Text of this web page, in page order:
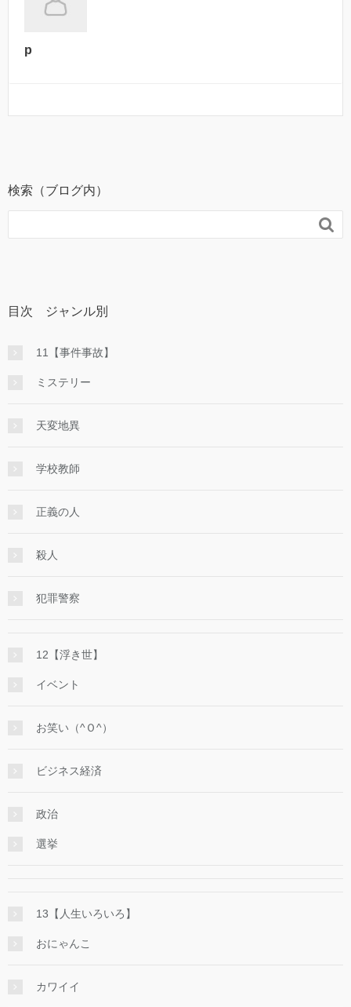
p
検索（ブログ内）

目次 ジャンル別
11【事件事故】
ミステリー
天変地異
学校教師
正義の人
殺人
犯罪警察
12【浮き世】
イベント
お笑い（^Ｏ^）
ビジネス経済
政治
選挙
13【人生いろいろ】
おにゃんこ
カワイイ